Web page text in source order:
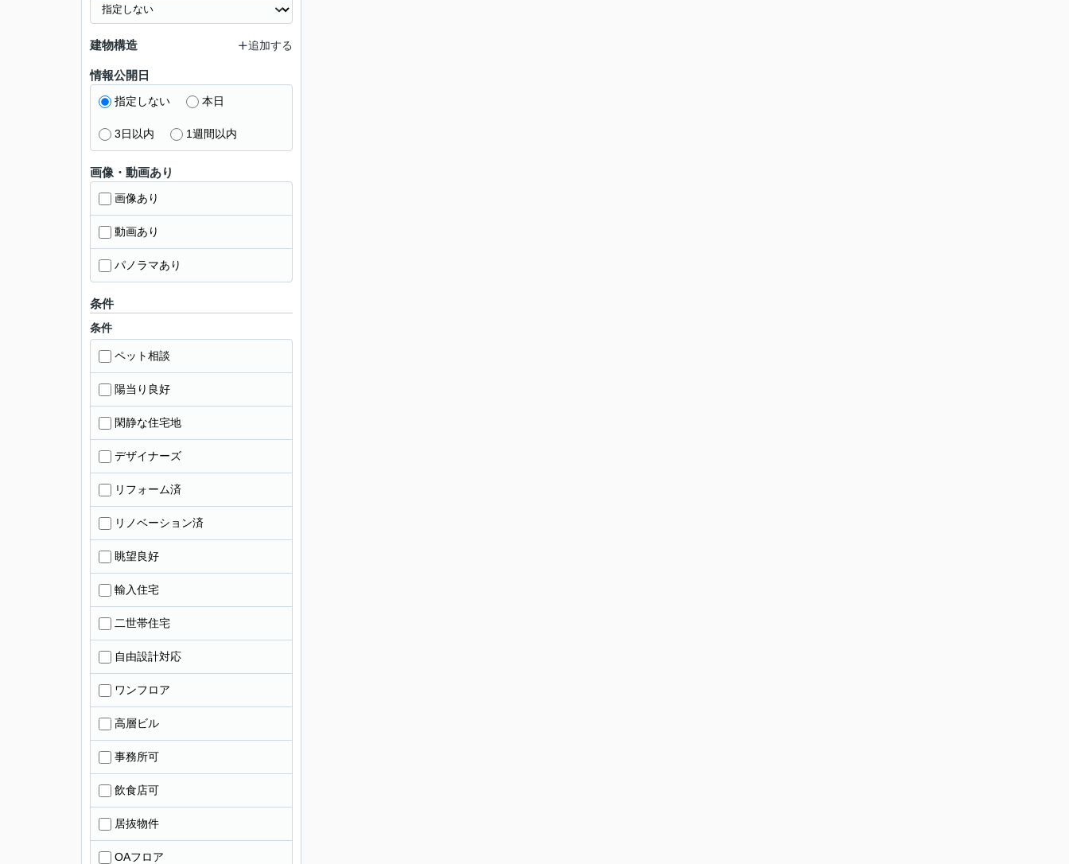
建物構造 追加する
情報公開日
指定しない 本日
3日以内 1週間以内
画像・動画あり
画像あり
動画あり
パノラマあり
条件
条件
ペット相談
陽当り良好
閑静な住宅地
デザイナーズ
リフォーム済
リノベーション済
眺望良好
輸入住宅
二世帯住宅
自由設計対応
ワンフロア
高層ビル
事務所可
飲食店可
居抜物件
OAフロア